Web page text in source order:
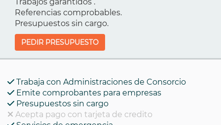
Referencias comprobables.
Presupuestos sin cargo.
PEDIR PRESUPUESTO
Trabaja con Administraciones de Consorcio
Emite comprobantes para empresas
Presupuestos sin cargo
Acepta pago con tarjeta de credito